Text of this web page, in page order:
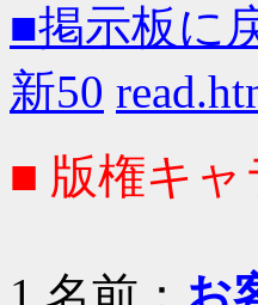
■掲示板に
新50
■ 版権キ